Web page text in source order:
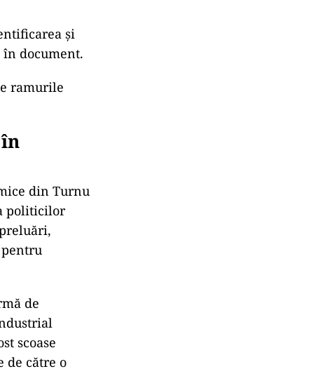
și
în document.
ramurile
din Turnu
politicilor
de
scoase
de către o